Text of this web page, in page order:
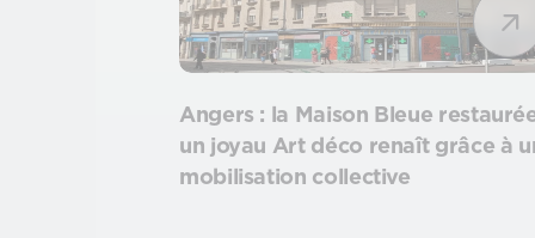
Angers : la Maison Bleue
un joyau Art déco renaît grâce à
mobilisation collective